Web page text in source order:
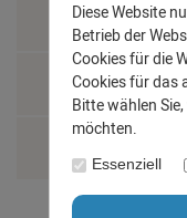
Diese Website
Betrieb der
Cookies für die
Cookies für das
Bitte wählen
möchten.
Essenziell